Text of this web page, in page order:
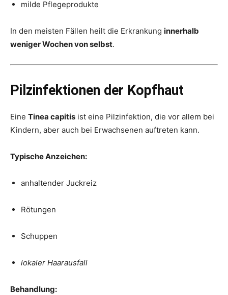
milde Pflegeprodukte
In den meisten Fällen heilt die Erkrankung innerhalb
weniger Wochen von selbst.
Pilzinfektionen der Kopfhaut
Eine Tinea capitis ist eine Pilzinfektion, die vor allem bei
Kindern, aber auch bei Erwachsenen auftreten kann.
Typische Anzeichen:
anhaltender Juckreiz
Rötungen
Schuppen
lokaler Haarausfall
Behandlung: